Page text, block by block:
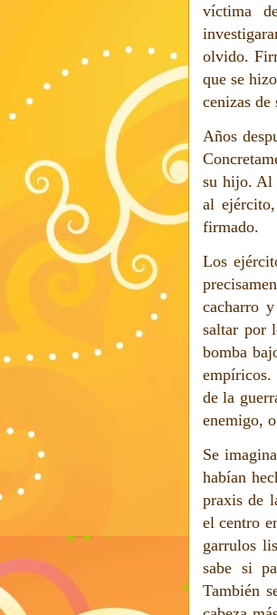
víctima
olvido.
que se
cenizas
Años
su hijo. Al
al
firmado.
Los
cacharro
saltar por
bomba
empíricos.
de la
enemigo,
Se
habían
praxis de
el centro
garrulos
sabe si
También